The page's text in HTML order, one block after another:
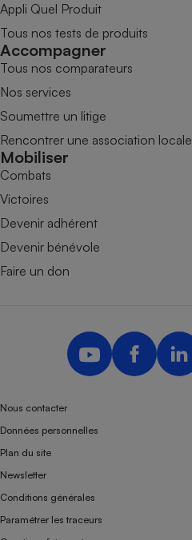
Appli Quel Produit
Tous nos tests de produits
Accompagner
Tous nos comparateurs
Nos services
Soumettre un litige
Rencontrer une association locale
Mobiliser
Combats
Victoires
Devenir adhérent
Devenir bénévole
Faire un don
Nous contacter
Données personnelles
Plan du site
Newsletter
Conditions générales
Paramétrer les traceurs